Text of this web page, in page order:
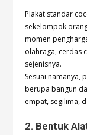
Plakat standar
sekelompok
momen
olahraga, cerdas
sejenisnya.
Sesuai namanya,
berupa bangun
empat, segilima,
2. Bentuk